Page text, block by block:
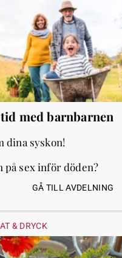
med barnbarnen
dina syskon!
på sex inför döden?
GÅ TILL AVDELNING
& DRYCK